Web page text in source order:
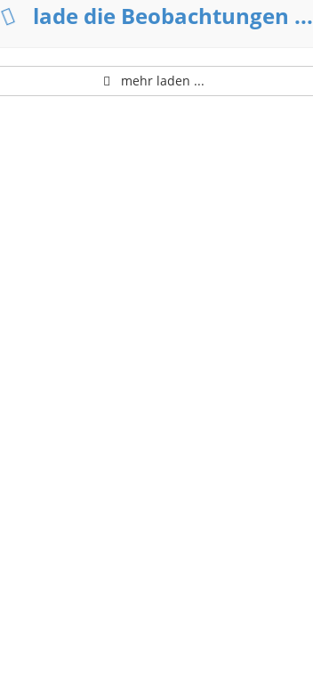
lade die Beobachtungen ...
mehr laden ...